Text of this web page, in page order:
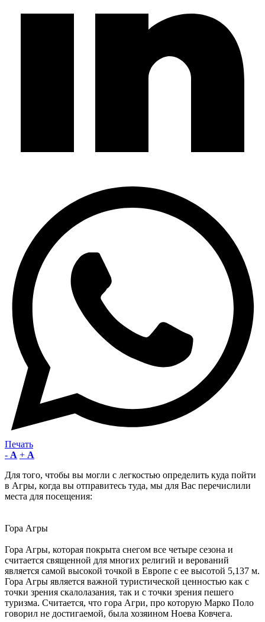
Печать
- A + A
Для того, чтобы вы могли с легкостью определить куда пойти
в Агры, когда вы отправитесь туда, мы для Вас перечислили
места для посещения:
Гора Агры
Гора Агры, которая покрыта снегом все четыре сезона и
считается священной для многих религий и верований
является самой высокой точкой в Европе с ее высотой 5,137 м.
Гора Агры является важной туристической ценностью как с
точки зрения скалолазания, так и с точки зрения пешего
туризма. Считается, что гора Агри, про которую Марко Поло
говорил не достигаемой, была хозяином Ноева Ковчега.